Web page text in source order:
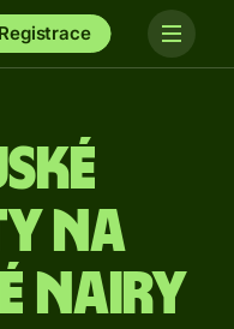
Registrace
na
nairy